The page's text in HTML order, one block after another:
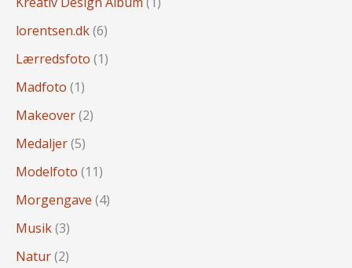
lorentsen.dk(6)
Lærredsfoto (1)
Madfoto (1)
Makeover(2)
Medaljer(5)
Modelfoto (11)
Morgengave (4)
Musik(3)
Natur(2)